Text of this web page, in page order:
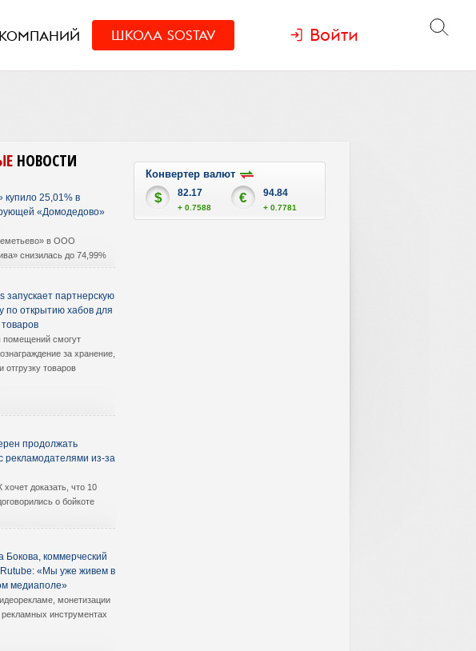
КОМПАНИЙ ШКОЛА SOSTAV Войти
НОВОСТИ
купило 25,01% в
«Домодедово»
в ООО
снизилась до 74,99%
запускает партнерскую
по открытию хабов для
помещений смогут
за хранение,
отгрузку товаров
продолжать
рекламодателями из-за
хочет доказать, что 10
о бойкоте
Бокова, коммерческий
«Мы уже живем в
медиаполе»
монетизации
рекламных инструментах
Конвертер валют
$ 82.17
+ 0.7588
€ 94.84
+ 0.7781